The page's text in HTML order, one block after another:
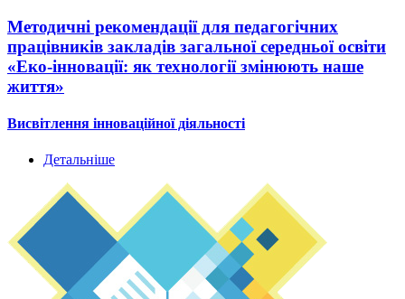
Методичні рекомендації для педагогічних
працівників закладів загальної середньої освіти
«Еко-інновації: як технології змінюють наше
життя»
Висвітлення інноваційної діяльності
Детальніше